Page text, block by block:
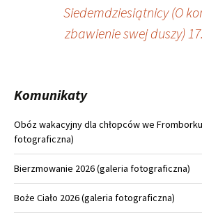
Siedemdziesiątnicy (O
zbawienie swej duszy)
Komunikaty
Obóz wakacyjny dla chłopców we
fotograficzna)
Bierzmowanie 2026 (galeria fotograficzna)
Boże Ciało 2026 (galeria fotograficzna)